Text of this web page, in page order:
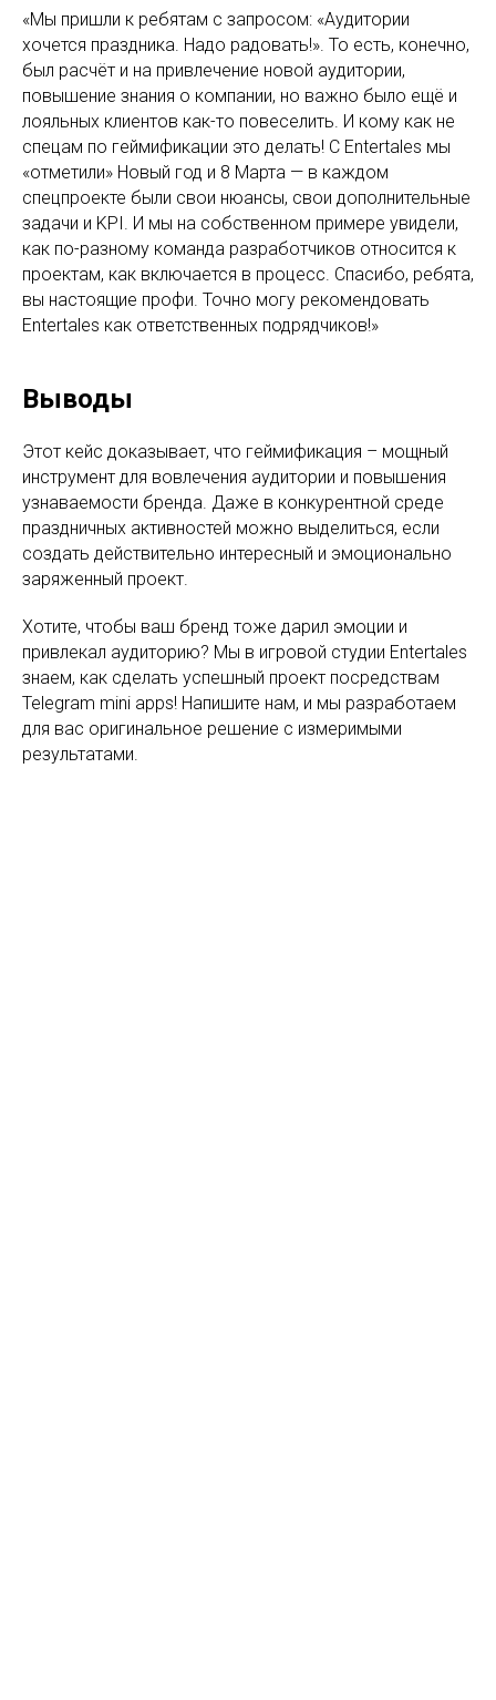
«Мы пришли к ребятам с запросом: «Аудитории
хочется праздника. Надо радовать!». То есть, конечно,
был расчёт и на привлечение новой аудитории,
повышение знания о компании, но важно было ещё и
лояльных клиентов как-то повеселить. И кому как не
спецам по геймификации это делать! С Entertales мы
«отметили» Новый год и 8 Марта — в каждом
спецпроекте были свои нюансы, свои дополнительные
задачи и KPI. И мы на собственном примере увидели,
как по-разному команда разработчиков относится к
проектам, как включается в процесс. Спасибо, ребята,
вы настоящие профи. Точно могу рекомендовать
Entertales как ответственных подрядчиков!»
Выводы
Этот кейс доказывает, что геймификация – мощный
инструмент для вовлечения аудитории и повышения
узнаваемости бренда. Даже в конкурентной среде
праздничных активностей можно выделиться, если
создать действительно интересный и эмоционально
заряженный проект.
Хотите, чтобы ваш бренд тоже дарил эмоции и
привлекал аудиторию? Мы в игровой студии Entertales
знаем, как сделать успешный проект посредствам
Telegram mini apps! Напишите нам, и мы разработаем
для вас оригинальное решение с измеримыми
результатами.
УЗНАЙТЕ